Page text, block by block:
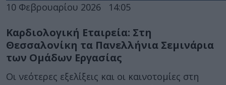
10 Φεβρουαρίου 2026 14:05
Καρδιολογική Εταιρεία: Στη
Θεσσαλονίκη τα Πανελλήνια Σεμινάρια
των Ομάδων Εργασίας
Οι νεότερες εξελίξεις και οι καινοτομίες στη